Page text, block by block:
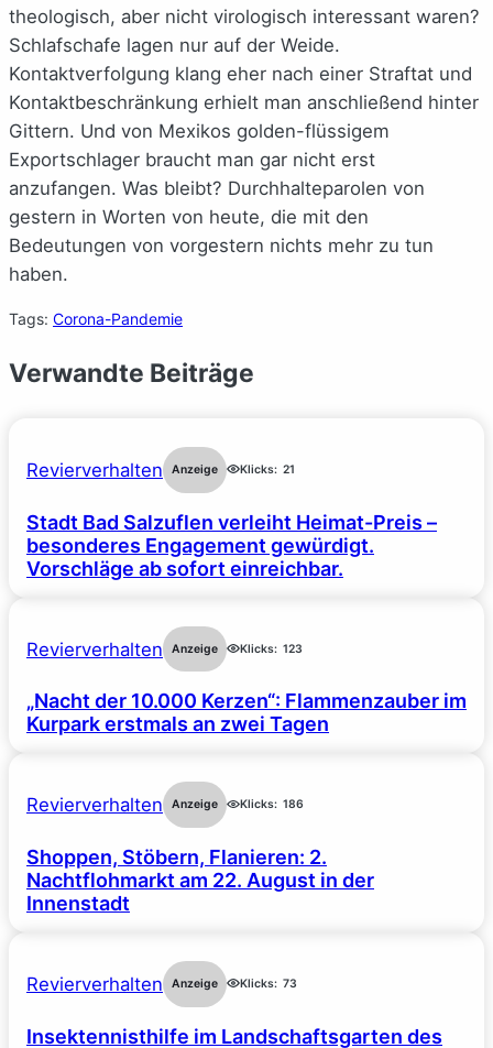
theologisch, aber nicht virologisch interessant waren?
Schlafschafe lagen nur auf der Weide.
Kontaktverfolgung klang eher nach einer Straftat und
Kontaktbeschränkung erhielt man anschließend hinter
Gittern. Und von Mexikos golden-flüssigem
Exportschlager braucht man gar nicht erst
anzufangen. Was bleibt? Durchhalteparolen von
gestern in Worten von heute, die mit den
Bedeutungen von vorgestern nichts mehr zu tun
haben.
Tags: Corona-Pandemie
Verwandte Beiträge
Revierverhalten Anzeige Klicks: 21
Stadt Bad Salzuflen verleiht Heimat-Preis –
besonderes Engagement gewürdigt.
Vorschläge ab sofort einreichbar.
Revierverhalten Anzeige Klicks: 123
„Nacht der 10.000 Kerzen“: Flammenzauber im
Kurpark erstmals an zwei Tagen
Revierverhalten Anzeige Klicks: 186
Shoppen, Stöbern, Flanieren: 2.
Nachtflohmarkt am 22. August in der
Innenstadt
Revierverhalten Anzeige Klicks: 73
Insektennisthilfe im Landschaftsgarten des